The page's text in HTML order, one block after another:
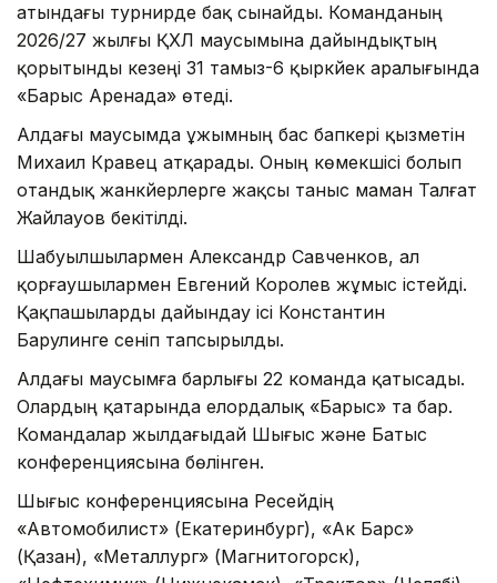
атындағы турнирде бақ сынайды. Команданың
2026/27 жылғы ҚХЛ маусымына дайындықтың
қорытынды кезеңі 31 тамыз-6 қыркүйек аралығында
«Барыс Аренада» өтеді.
Алдағы маусымда ұжымның бас бапкері қызметін
Михаил Кравец атқарады. Оның көмекшісі болып
отандық жанкүйерлерге жақсы таныс маман Талғат
Жайлауов бекітілді.
Шабуылшылармен Александр Савченков, ал
қорғаушылармен Евгений Королев жұмыс істейді.
Қақпашыларды дайындау ісі Константин
Барулинге сеніп тапсырылды.
Алдағы маусымға барлығы 22 команда қатысады.
Олардың қатарында елордалық «Барыс» та бар.
Командалар жылдағыдай Шығыс және Батыс
конференциясына бөлінген.
Шығыс конференциясына Ресейдің
«Автомобилист» (Екатеринбург), «Ак Барс»
(Қазан), «Металлург» (Магнитогорск),